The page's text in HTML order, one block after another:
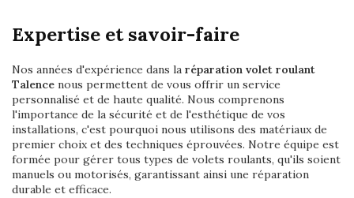
Expertise et savoir-faire
Nos années d'expérience dans la réparation volet roulant
Talence nous permettent de vous offrir un service
personnalisé et de haute qualité. Nous comprenons
l'importance de la sécurité et de l'esthétique de vos
installations, c'est pourquoi nous utilisons des matériaux de
premier choix et des techniques éprouvées. Notre équipe est
formée pour gérer tous types de volets roulants, qu'ils soient
manuels ou motorisés, garantissant ainsi une réparation
durable et efficace.